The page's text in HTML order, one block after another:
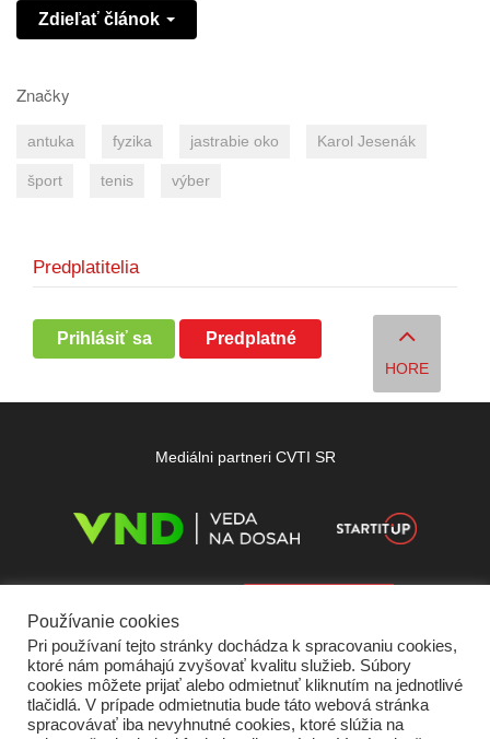
Zdieľať článok
Značky
antuka fyzika jastrabie oko Karol Jesenák
šport tenis výber
Predplatitelia
Prihlásiť sa Predplatné
HORE
Mediálni partneri CVTI SR
Používanie cookies
Pri používaní tejto stránky dochádza k spracovaniu cookies,
ktoré nám pomáhajú zvyšovať kvalitu služieb. Súbory
cookies môžete prijať alebo odmietnuť kliknutím na jednotlivé
tlačidlá. V prípade odmietnutia bude táto webová stránka
spracovávať iba nevyhnutné cookies, ktoré slúžia na